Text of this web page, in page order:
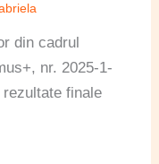
din cadrul
nr. 2025-1-
rezultate finale